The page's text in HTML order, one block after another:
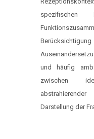
spezifischen
und häufig
zwischen
Darstellung der